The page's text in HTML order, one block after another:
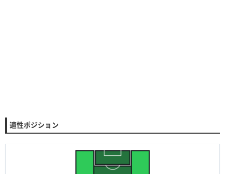
適性ポジション